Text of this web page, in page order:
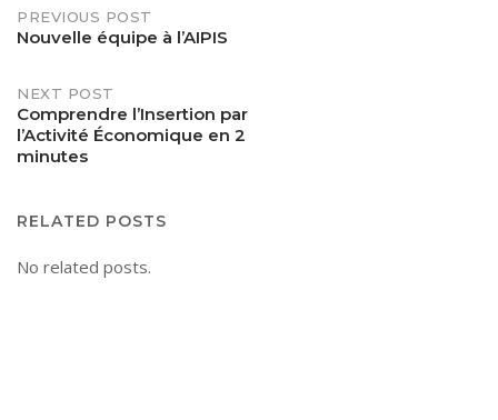
Post
PREVIOUS POST
Nouvelle équipe à l’AIPIS
NEXT POST
Comprendre l’Insertion par
l’Activité Économique en 2
minutes
RELATED POSTS
No related posts.